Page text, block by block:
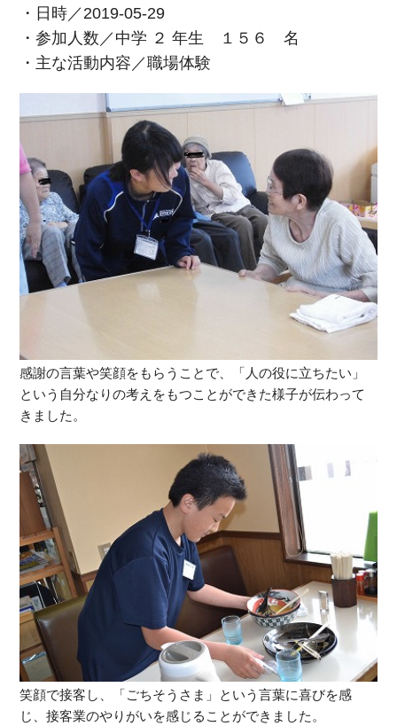
・日時／2019-05-29
・参加人数／中学 ２ 年生 １５６ 名
・主な活動内容／職場体験
感謝の言葉や笑顔をもらうことで、「人の役に立ちたい」
という自分なりの考えをもつことができた様子が伝わって
きました。
笑顔で接客し、「ごちそうさま」という言葉に喜びを感
じ、接客業のやりがいを感じることができました。